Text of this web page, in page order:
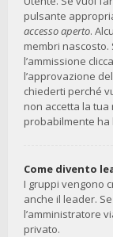
pulsante
accesso aperto.
membri
l’ammissione
l’approvazione
chiederti perché
non accetta la
probabilmente ha
Come divento
I gruppi vengono
anche il leader.
l’amministratore
privato.